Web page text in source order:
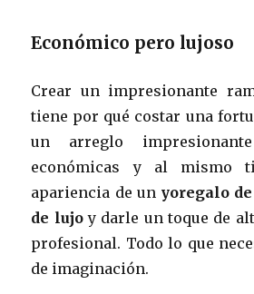
Económico pero lujoso
Crear un impresionante
tiene por qué costar una
un arreglo
económicas y al mismo
apariencia de un yoregalo
de lujoy darle un toque de
profesional. Todo lo que
de imaginación.